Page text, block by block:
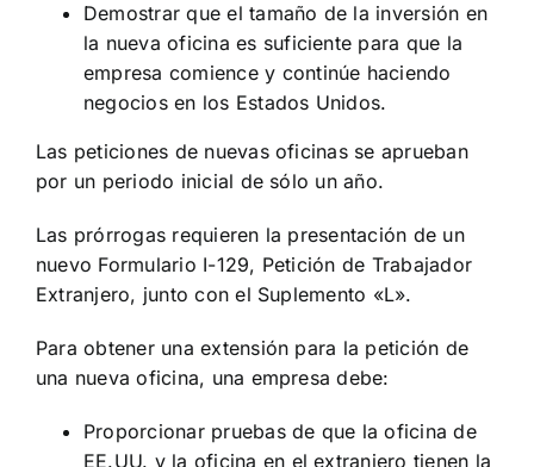
Demostrar que el tamaño de la inversión en
la nueva oficina es suficiente para que la
empresa comience y continúe haciendo
negocios en los Estados Unidos.
Las peticiones de nuevas oficinas se aprueban
por un periodo inicial de sólo un año.
Las prórrogas requieren la presentación de un
nuevo Formulario I-129, Petición de Trabajador
Extranjero, junto con el Suplemento «L».
Para obtener una extensión para la petición de
una nueva oficina, una empresa debe:
Proporcionar pruebas de que la oficina de
EE.UU. y la oficina en el extranjero tienen la